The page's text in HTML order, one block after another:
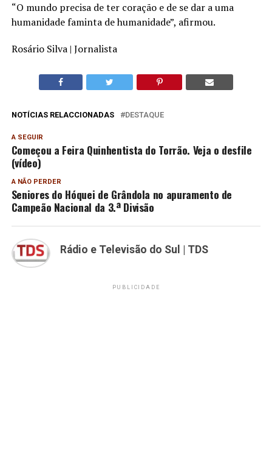
“O mundo precisa de ter coração e de se dar a uma
humanidade faminta de humanidade”, afirmou.
Rosário Silva | Jornalista
NOTÍCIAS RELACCIONADAS DESTAQUE
A SEGUIR
Começou a Feira Quinhentista do Torrão. Veja o desfile
(vídeo)
A NÃO PERDER
Seniores do Hóquei de Grândola no apuramento de
Campeão Nacional da 3.ª Divisão
Rádio e Televisão do Sul | TDS
PUBLICIDADE